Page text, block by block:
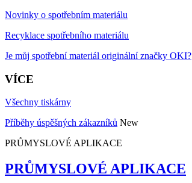
Novinky o spotřebním materiálu
Recyklace spotřebního materiálu
Je můj spotřební materiál originální značky OKI?
VÍCE
Všechny tiskárny
Příběhy úspěšných zákazníků New
PRŮMYSLOVÉ APLIKACE
PRŮMYSLOVÉ APLIKACE